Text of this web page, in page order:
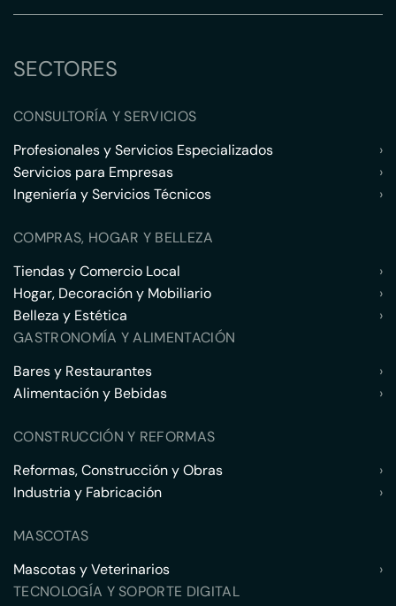
SECTORES
CONSULTORÍA Y SERVICIOS
Profesionales y Servicios Especializados
›
Servicios para Empresas
›
Ingeniería y Servicios Técnicos
›
COMPRAS, HOGAR Y BELLEZA
Tiendas y Comercio Local
›
Hogar, Decoración y Mobiliario
›
Belleza y Estética
›
GASTRONOMÍA Y ALIMENTACIÓN
Bares y Restaurantes
›
Alimentación y Bebidas
›
CONSTRUCCIÓN Y REFORMAS
Reformas, Construcción y Obras
›
Industria y Fabricación
›
MASCOTAS
Mascotas y Veterinarios
›
TECNOLOGÍA Y SOPORTE DIGITAL